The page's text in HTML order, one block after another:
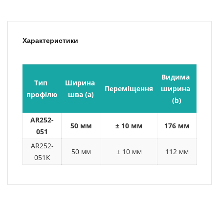
Характеристики
Тип
профілю
Ширина
шва (a)
Переміщення
Видима
ширина
(b)
AR252-
051
50 мм ± 10 мм 176 мм
AR252-
051К
50 мм ± 10 мм 112 мм